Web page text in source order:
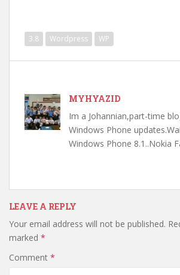
3.8 Wordpress WP
MYHYAZID
Im a Johannian,part-time
Windows Phone
Windows Phone 8.1..Nokia
LEAVE A REPLY
Your email address will not be published.
marked *
Comment *